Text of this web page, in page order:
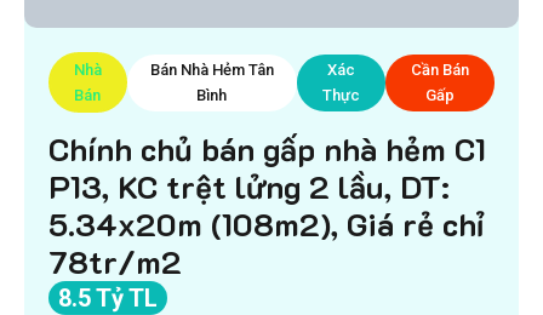
Nhà
Bán
Bán Nhà Hẻm Tân
Bình
Xác
Thực
Cần Bán
Gấp
Chính chủ bán gấp nhà hẻm C1
P13, KC trệt lửng 2 lầu, DT:
5.34x20m (108m2), Giá rẻ chỉ
78tr/m2
8.5 Tỷ TL